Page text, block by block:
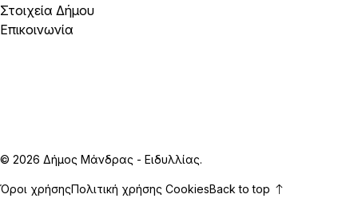
Στοιχεία Δήμου
Επικοινωνία
© 2026 Δήμος Μάνδρας - Ειδυλλίας.
Όροι χρήσηςΠολιτική χρήσης CookiesBack to top